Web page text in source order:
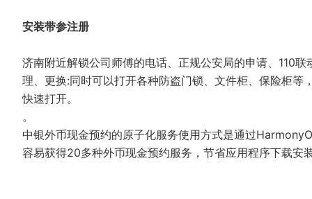
安装带参注册
济南附近解锁公司师傅的电话、正规公安局的申请、110
理、更换:同时可以打开各种防盗门锁、文件柜、保险柜
快速打开。
。
中银外币现金预约的原子化服务使用方式是通过
容易获得20多种外币现金预约服务，节省应用程序下载安